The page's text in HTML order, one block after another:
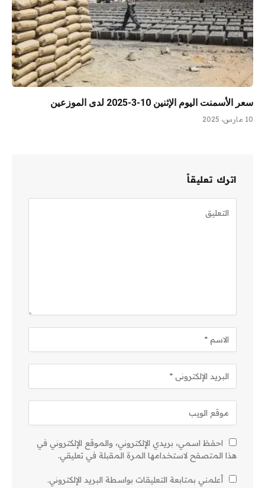
سعر الأسمنت اليوم الإثنين 10-3-2025 لدى الموزعين
10 مارس، 2025
اترك تعليقاً
احفظ اسمي، بريدي الإلكتروني، والموقع الإلكتروني في
هذا المتصفح لاستخدامها المرة المقبلة في تعليقي.
أعلمني بمتابعة التعليقات بواسطة البريد الإلكتروني.